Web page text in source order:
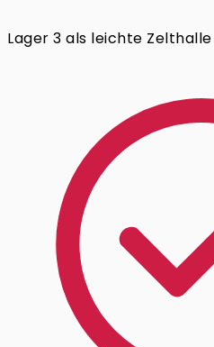
Lager 3 als leichte Zelthalle